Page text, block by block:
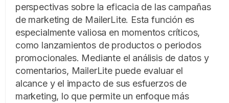
perspectivas sobre la eficacia de las campañas
de marketing de MailerLite. Esta función es
especialmente valiosa en momentos críticos,
como lanzamientos de productos o periodos
promocionales. Mediante el análisis de datos y
comentarios, MailerLite puede evaluar el
alcance y el impacto de sus esfuerzos de
marketing, lo que permite un enfoque más